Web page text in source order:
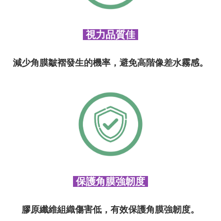
視力品質佳
減少角膜皺褶發生的機率，避免高階像差水霧感。
保護角膜強韌度
膠原纖維組織傷害低，有效保護角膜強韌度。